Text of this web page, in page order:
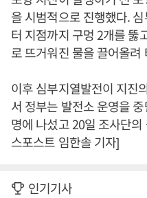
을 시범적으로 진행했다.
터 지점까지 구멍 2개를 뚫
로 뜨거워진 물을 끌어올
이후 심부지열발전이 지진
서 정부는 발전소 운영을
명에 나섰고 20일 조사단
스포스트 임한솔 기자]
인기기사